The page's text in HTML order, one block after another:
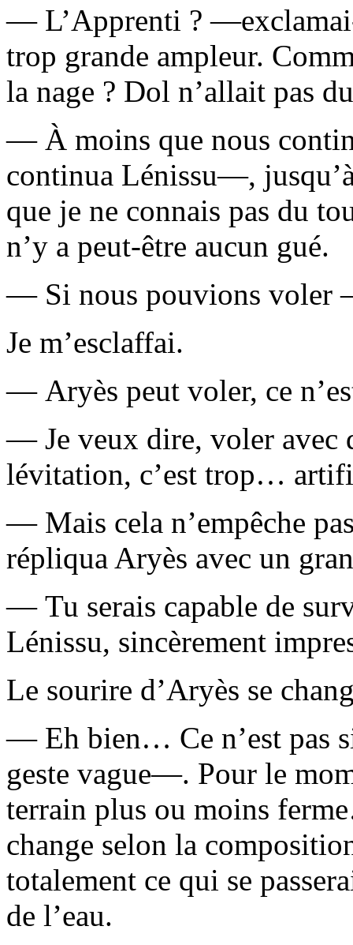
— L’Apprenti ?
trop grande ampleur.
la nage ? Dol n’allait pas
— À moins que nous
continua Lénissu—,
que je ne connais pas du
n’y a peut-être aucun gué.
— Si nous pouvions voler
Je m’esclaffai.
— Aryès peut voler, ce
— Je veux dire, voler
lévitation, c’est trop…
— Mais cela n’empêche
répliqua Aryès avec un
— Tu serais capable de
Lénissu, sincèrement
Le sourire d’Aryès se
— Eh bien… Ce n’est pas
geste vague—. Pour le
terrain plus ou moins
change selon la
totalement ce qui se
de l’eau.